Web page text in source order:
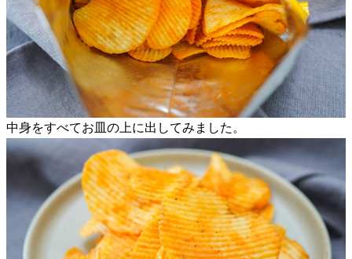
中身をすべてお皿の上に出してみました。